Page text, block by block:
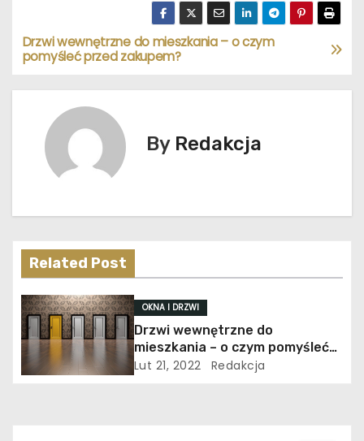
N
a
a
c
j
a
w
Drzwi wewnętrzne do mieszkania – o czym
pomyśleć przed zakupem?
By Redakcja
Related Post
OKNA I DRZWI
Drzwi wewnętrzne do
mieszkania – o czym pomyśleć
przed zakupem?
Lut 21, 2022 Redakcja